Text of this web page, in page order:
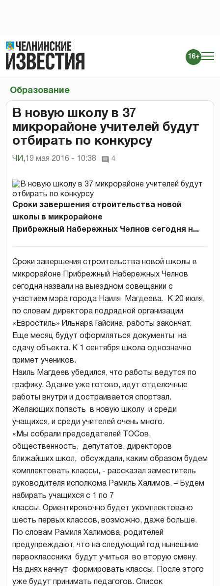
16+
Образование
В новую школу в 37
микрорайоне учителей будут
отбирать по конкурсу
ЧИ , 19 мая 2016 - 10:38 4
Сроки завершения строительства новой
школы в микрорайоне
Прибрежный Набережных Челнов сегодня н...
Сроки завершения строительства новой школы в
микрорайоне Прибрежный Набережных Челнов
сегодня назвали на выездном совещании с
участием мэра города Наиля Магдеева. К 20 июля,
по словам директора подрядной организации
«Евростиль» Ильнара Гайсина, работы закончат.
Еще месяц будут оформляться документы на
сдачу объекта. К 1 сентября школа однозначно
примет учеников.
Наиль Магдеев убедился, что работы ведутся по
графику. Здание уже готово, идут отделочные
работы внутри и достраивается спортзал.
Желающих попасть в новую школу и среди
учащихся, и среди учителей очень много.
«Мы собрали председателей ТОСов,
общественность, депутатов, директоров
ближайших школ, обсуждали, каким образом будем
комплектовать классы, - рассказал заместитель
руководителя исполкома Рамиль Халимов. – Будем
набирать учащихся с 1 по 7
классы. Ориентировочно будет укомплектовано
шесть первых классов, возможно, даже больше.
По словам Рамиля Халимова, родителей
предупреждают, что на следующий год нынешние
первоклассники будут учиться во вторую смену.
На днях начнут формировать классы. После этого
уже будут принимать педагогов. Список